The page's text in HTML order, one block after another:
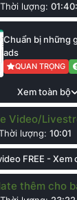
Thời lượng:
Chuẩn bị những
ads
QUAN TRỌNG
Xem toàn bộ
Video/
lượng: 10:01
FREE - Xem
thêm cho